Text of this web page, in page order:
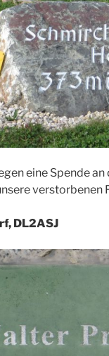
eine Spende
verstorbenen
DL2ASJ